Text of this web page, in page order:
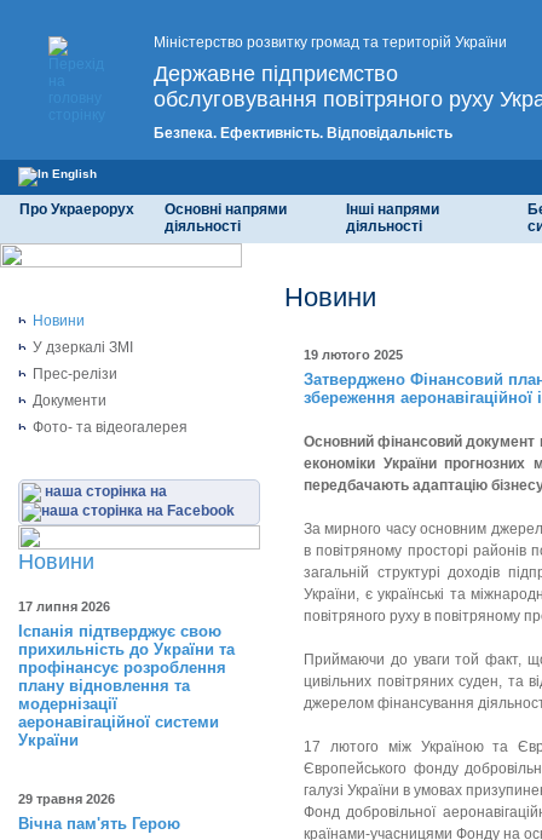
Міністерство розвитку громад та територій України
Державне підприємство
обслуговування повітряного руху
Безпека. Ефективність. Відповідальність
Про Украерорух
Основні напрями
діяльності
Інші напрями
діяльності
Новини
У дзеркалі ЗМІ
Прес-релізи
Документи
Фото- та відеогалерея
наша сторінка на
Новини
17 липня 2026
Іспанія підтверджує свою
прихильність до України та
профінансує розроблення
плану відновлення та
модернізації
аеронавігаційної системи
України
29 травня 2026
Вічна пам'ять Герою
Новини
19 лютого 2025
Затверджено Фінансовий
збереження
Основний фінансовий документ
економіки України прогнозних
передбачають адаптацію
За мирного часу основним
в повітряному просторі районів
загальній структурі доходів
України, є українські та
повітряного руху в повітряному
Приймаючи до уваги той факт,
цивільних повітряних суден, та
джерелом фінансування
17 лютого між Україною та
Європейського фонду
галузі України в умовах
Фонд добровільної
країнами-учасницями Фонду на